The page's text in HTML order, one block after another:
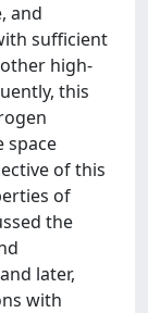
and
sufficient
high-
this
space
of this
of
the
later,
with